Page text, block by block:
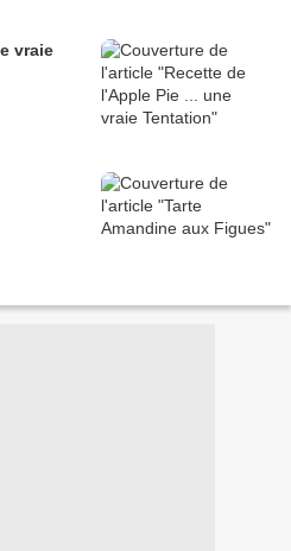
vraie